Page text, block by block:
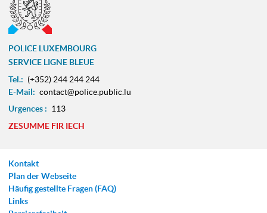
POLICE LUXEMBOURG
SERVICE LIGNE BLEUE
Tel.: (+352) 244 244 244
E-Mail: contact@police.public.lu
Urgences : 113
ZESUMME FIR IECH
Kontakt
Plan der Webseite
Häufig gestellte Fragen (FAQ)
Links